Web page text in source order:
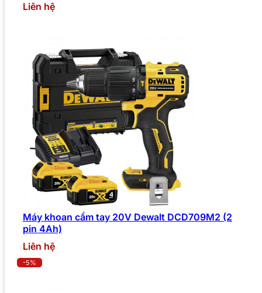
Liên hệ
Máy khoan cầm tay 20V Dewalt DCD709M2 (2
pin 4Ah)
Liên hệ
-5%